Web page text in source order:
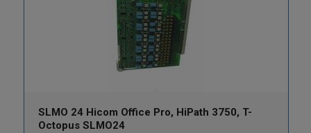
SLMO 24 Hicom Office Pro, HiPath 3750, T-
Octopus SLMO24